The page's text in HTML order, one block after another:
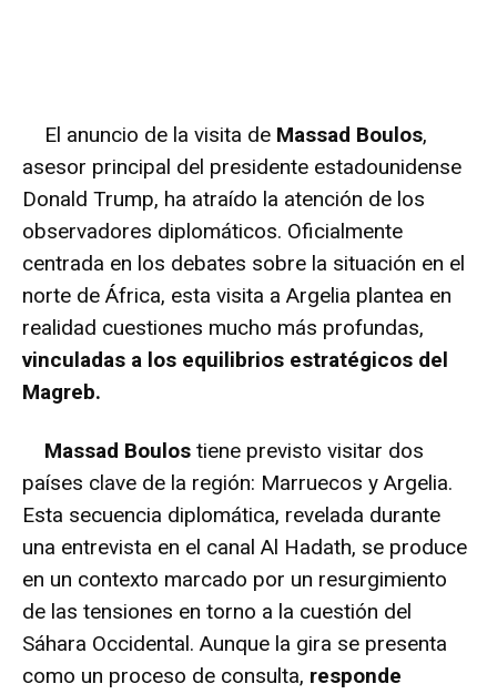
El anuncio de la visita de Massad Boulos,
asesor principal del presidente estadounidense
Donald Trump, ha atraído la atención de los
observadores diplomáticos. Oficialmente
centrada en los debates sobre la situación en el
norte de África, esta visita a Argelia plantea en
realidad cuestiones mucho más profundas,
vinculadas a los equilibrios estratégicos del
Magreb.
Massad Boulos tiene previsto visitar dos
países clave de la región: Marruecos y Argelia.
Esta secuencia diplomática, revelada durante
una entrevista en el canal Al Hadath, se produce
en un contexto marcado por un resurgimiento
de las tensiones en torno a la cuestión del
Sáhara Occidental. Aunque la gira se presenta
como un proceso de consulta, responde